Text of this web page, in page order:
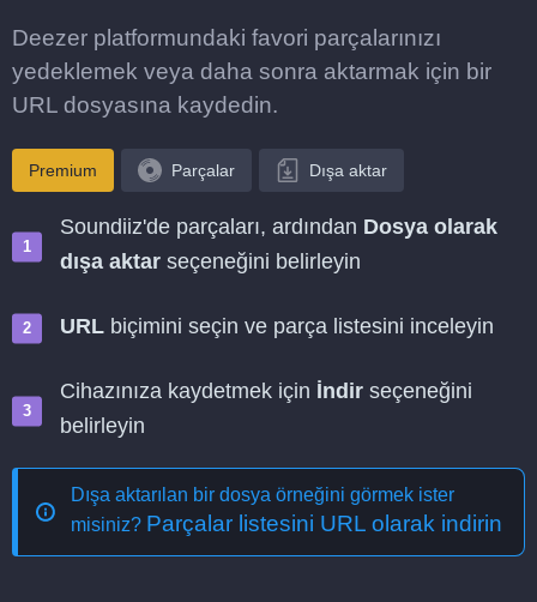
Deezer platformundaki favori parçalarınızı
yedeklemek veya daha sonra aktarmak için bir
URL dosyasına kaydedin.
Premium Parçalar Dışa aktar
Soundiiz'de parçaları, ardından Dosya olarak
dışa aktar seçeneğini belirleyin
URL biçimini seçin ve parça listesini inceleyin
Cihazınıza kaydetmek için İndir seçeneğini
belirleyin
Dışa aktarılan bir dosya örneğini görmek ister
misiniz? Parçalar listesini URL olarak indirin